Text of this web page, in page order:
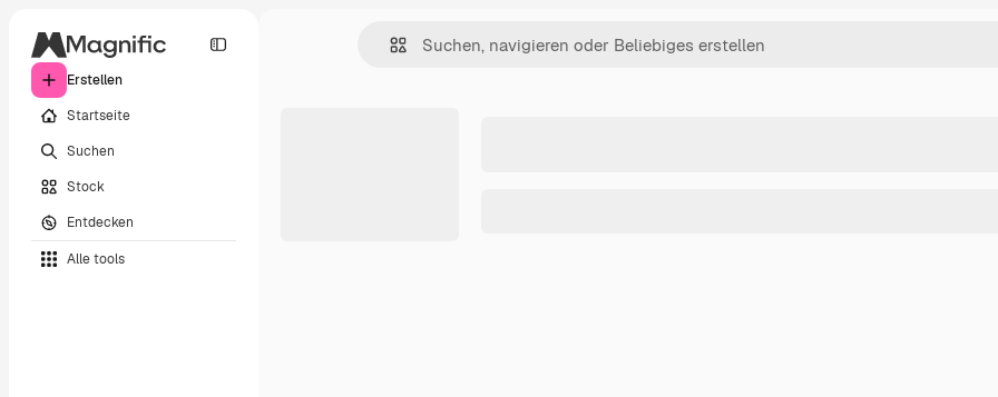
Erstellen
Startseite
Suchen
Stock
Entdecken
Alle tools